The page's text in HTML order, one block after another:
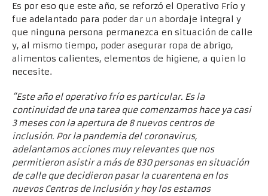
Es por eso que este año, se reforzó el Operativo Frío y
fue adelantado para poder dar un abordaje integral y
que ninguna persona permanezca en situación de calle
y, al mismo tiempo, poder asegurar ropa de abrigo,
alimentos calientes, elementos de higiene, a quien lo
necesite.
“Este año el operativo frío es particular. Es la
continuidad de una tarea que comenzamos hace ya casi
3 meses con la apertura de 8 nuevos centros de
inclusión. Por la pandemia del coronavirus,
adelantamos acciones muy relevantes que nos
permitieron asistir a más de 830 personas en situación
de calle que decidieron pasar la cuarentena en los
nuevos Centros de Inclusión y hoy los estamos